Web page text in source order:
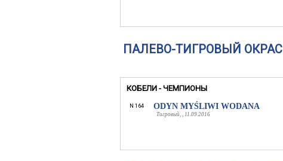
ПАЛЕВО-ТИГРОВЫЙ ОКРАС
КОБЕЛИ - ЧЕМПИОНЫ
N 164 ODYN MYŚLIWI WODANA
Тигровый, , 11.09.2016